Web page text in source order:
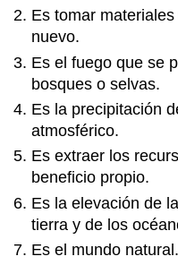
Es tomar
nuevo.
Es el fuego que se
bosques o selvas.
Es la precipitación
atmosférico.
Es extraer los
beneficio propio.
Es la elevación de
tierra y de los
Es el mundo natural.